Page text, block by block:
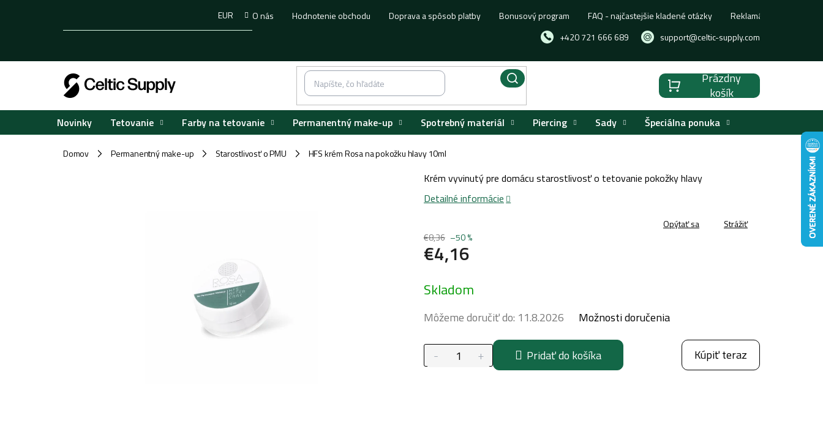
+420 721 666 689 support@celtic-supply.com
O nás Hodnotenie obchodu Doprava a spôsob platby Bonusový program FAQ - najčastejšie kladené otázky Reklamácia, výmena
EUR
Nákupný
košík
Prázdny
košík
Novinky Tetovanie Farby na tetovanie Permanentný make-up Spotrebný materiál Piercing Sady Špeciálna ponuka
Domov / Permanentný make-up / Starostlivosť o PMU / HFS krém Rosa na pokožku hlavy 10ml
€8,36 –50 %
€4,16
cena:
Skladom
Môžeme doručiť do: 11.8.2026 Možnosti doručenia
Pridať do košíka Kúpiť teraz
Krém vyvinutý pre domácu starostlivosť o tetovanie pokožky hlavy
Detailné informácie
Opýtať sa Strážiť